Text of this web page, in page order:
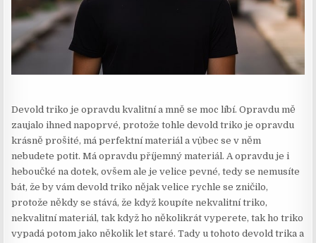
Devold triko je opravdu kvalitní a mně se moc líbí. Opravdu mě
zaujalo ihned napoprvé, protože tohle devold triko je opravdu
krásně prošité, má perfektní materiál a vůbec se v něm
nebudete potit. Má opravdu příjemný materiál. A opravdu je i
heboučké na dotek, ovšem ale je velice pevné, tedy se nemusíte
bát, že by vám devold triko nějak velice rychle se zničilo,
protože někdy se stává, že když koupíte nekvalitní triko,
nekvalitní materiál, tak když ho několikrát vyperete, tak ho triko
vypadá potom jako několik let staré. Tady u tohoto devold trika a